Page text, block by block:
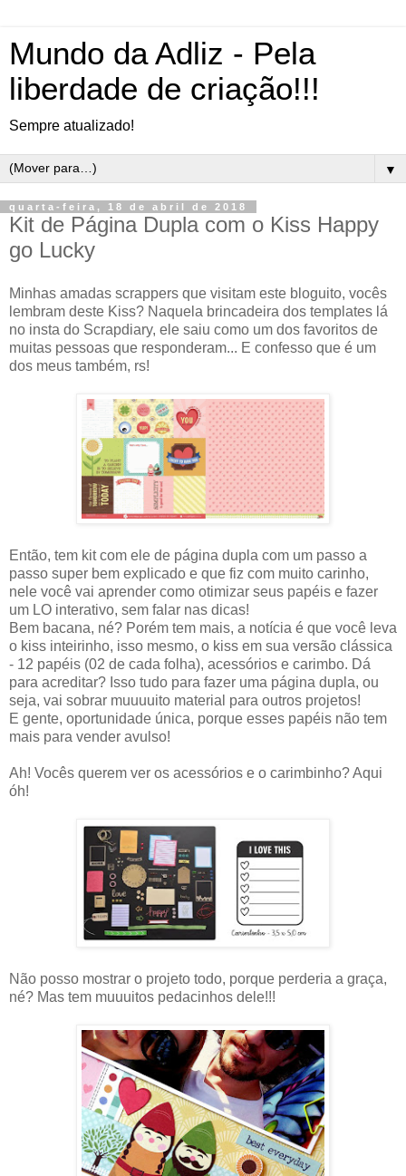
Mundo da Adliz - Pela
liberdade de criação!!!
Sempre atualizado!
▼
quarta-feira, 18 de abril de 2018
Kit de Página Dupla com o Kiss Happy
go Lucky
Minhas amadas scrappers que visitam este bloguito, vocês
lembram deste Kiss? Naquela brincadeira dos templates lá
no insta do Scrapdiary, ele saiu como um dos favoritos de
muitas pessoas que responderam... E confesso que é um
dos meus também, rs!
Então, tem kit com ele de página dupla com um passo a
passo super bem explicado e que fiz com muito carinho,
nele você vai aprender como otimizar seus papéis e fazer
um LO interativo, sem falar nas dicas!
Bem bacana, né? Porém tem mais, a notícia é que você leva
o kiss inteirinho, isso mesmo, o kiss em sua versão clássica
- 12 papéis (02 de cada folha), acessórios e carimbo. Dá
para acreditar? Isso tudo para fazer uma página dupla, ou
seja, vai sobrar muuuuito material para outros projetos!
E gente, oportunidade única, porque esses papéis não tem
mais para vender avulso!
Ah! Vocês querem ver os acessórios e o carimbinho? Aqui
óh!
Não posso mostrar o projeto todo, porque perderia a graça,
né? Mas tem muuuitos pedacinhos dele!!!